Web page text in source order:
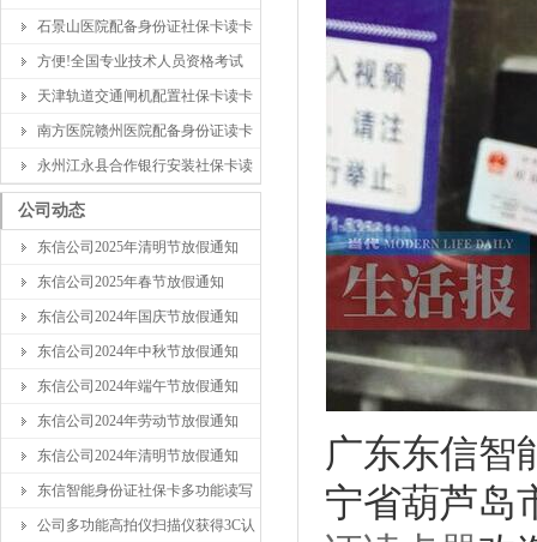
石景山医院配备身份证社保卡读卡
方便!全国专业技术人员资格考试
天津轨道交通闸机配置社保卡读卡
南方医院赣州医院配备身份证读卡
永州江永县合作银行安装社保卡读
公司动态
东信公司2025年清明节放假通知
东信公司2025年春节放假通知
东信公司2024年国庆节放假通知
东信公司2024年中秋节放假通知
东信公司2024年端午节放假通知
东信公司2024年劳动节放假通知
东信公司2024年清明节放假通知
东信智能身份证社保卡多功能读写
公司多功能高拍仪扫描仪获得3C认
广东东信智
宁省葫芦岛